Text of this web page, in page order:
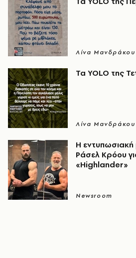
Λίνα Μανδράκου
Τα YOLO της
Λίνα Μανδράκου
Η
Ράσελ Κρόου
«Highlander»
Newsroom